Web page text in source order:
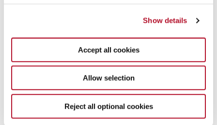
Show details
Accept all cookies
Allow selection
Reject all optional cookies
Inc.
BlackRock International Holdings,
Inc.
L.P.
BlackRock Holdco 3, LLC %